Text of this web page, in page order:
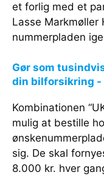
et forlig med et
Lasse Markmøller
nummerpladen
Gør som
din bilforsikring -
Kombinationen
mulig at bestille
sig. De skal
8.000 kr. hver